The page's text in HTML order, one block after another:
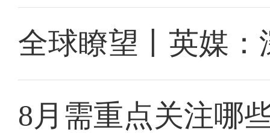
全球瞭望丨英媒
8月需重点关注哪